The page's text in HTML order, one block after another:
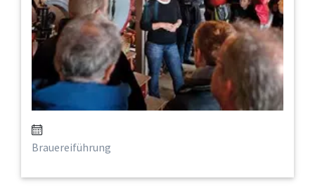
Brauereiführung